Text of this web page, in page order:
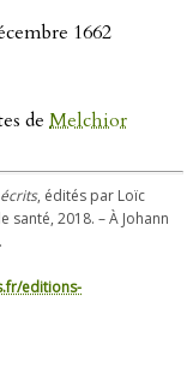
1662
de Melchior
, édités par Loïc
2018. – À Johann
editions-